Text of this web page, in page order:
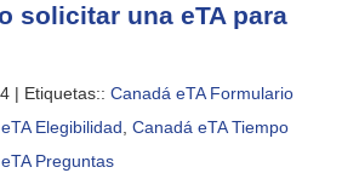
solicitar una eTA para
| Etiquetas:: Canadá eTA Formulario
Elegibilidad, Canadá eTA Tiempo
Preguntas